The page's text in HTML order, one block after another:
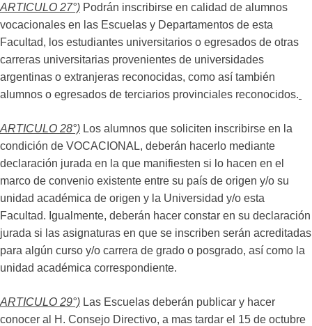
ARTICULO 27°) Podrán inscribirse en calidad de alumnos
vocacionales en las Escuelas y Departamentos de esta
Facultad, los estudiantes universitarios o egresados de otras
carreras universitarias provenientes de universidades
argentinas o extranjeras reconocidas, como así también
alumnos o egresados de terciarios provinciales reconocidos.
ARTICULO 28°) Los alumnos que soliciten inscribirse en la
condición de VOCACIONAL, deberán hacerlo mediante
declaración jurada en la que manifiesten si lo hacen en el
marco de convenio existente entre su país de origen y/o su
unidad académica de origen y la Universidad y/o esta
Facultad. Igualmente, deberán hacer constar en su declaración
jurada si las asignaturas en que se inscriben serán acreditadas
para algún curso y/o carrera de grado o posgrado, así como la
unidad académica correspondiente.
ARTICULO 29°) Las Escuelas deberán publicar y hacer
conocer al H. Consejo Directivo, a mas tardar el 15 de octubre